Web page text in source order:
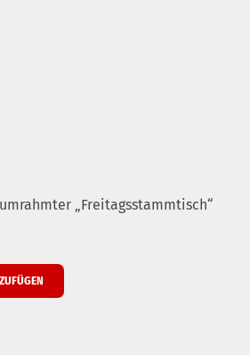
„Freitagsstammtisch“